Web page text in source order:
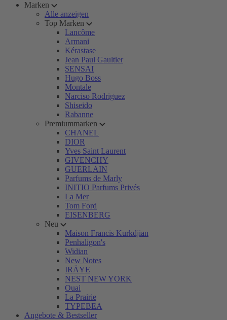
Marken
Alle anzeigen
Top Marken
Lancôme
Armani
Kérastase
Jean Paul Gaultier
SENSAI
Hugo Boss
Montale
Narciso Rodriguez
Shiseido
Rabanne
Premiummarken
CHANEL
DIOR
Yves Saint Laurent
GIVENCHY
GUERLAIN
Parfums de Marly
INITIO Parfums Privés
La Mer
Tom Ford
EISENBERG
Neu
Maison Francis Kurkdjian
Penhaligon's
Widian
New Notes
IRÄYE
NEST NEW YORK
Ouai
La Prairie
TYPEBEA
Angebote & Bestseller